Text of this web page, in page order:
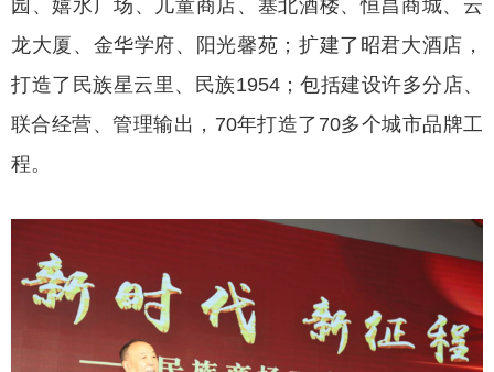
园、嬉水广场、儿童商店、塞北酒楼、恒昌商城、云
龙大厦、金华学府、阳光馨苑；扩建了昭君大酒店，
打造了民族星云里、民族1954；包括建设许多分店、
联合经营、管理输出，70年打造了70多个城市品牌工
程。